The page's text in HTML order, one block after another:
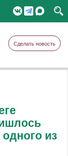
Сделать новость
из